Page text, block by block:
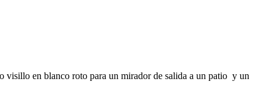
visillo en blanco roto para un mirador de salida a un patio y un